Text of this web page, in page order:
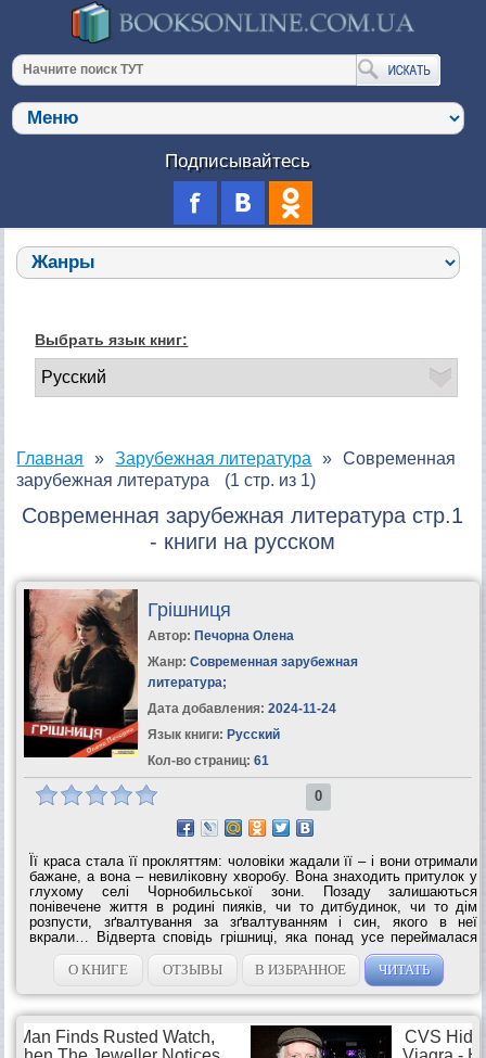
Подписывайтесь
Выбрать язык книг:
Главная Зарубежная литература
Современная
зарубежная литература
(1 стр. из 1)
Современная зарубежная литература стр.1
- книги на русском
Грішниця
Автор: Печорна Олена
Жанр: Современная зарубежная
литература;
Дата добавления: 2024-11-24
Язык книги: Русский
Кол-во страниц: 61
0
Її краса стала її прокляттям: чоловіки жадали її – і вони отримали
бажане, а вона – невиліковну хворобу. Вона знаходить притулок у
глухому селі Чорнобильської зони. Позаду залишаються
понівечене життя в родині пияків, чи то дитбудинок, чи то дім
розпусти, зґвалтування за зґвалтуванням і син, якого в неї
вкрали… Відверта сповідь грішниці, яка понад усе переймалася
чужим...
О КНИГЕ
ОТЗЫВЫ В ИЗБРАННОЕ ЧИТАТЬ